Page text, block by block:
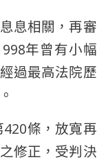
息相關，再審
年曾有小幅
過最高法院歷
條，放寬再
修正，受判決